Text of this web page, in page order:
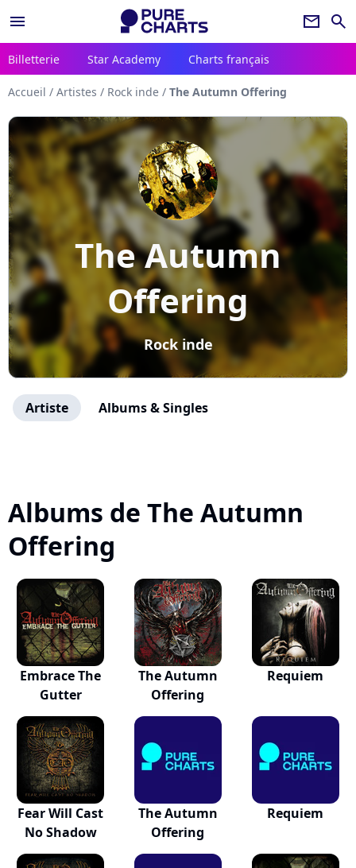
menu newsletter search
Billetterie Star Academy Charts français
Accueil / Artistes / Rock inde / The Autumn Offering
The Autumn
Offering
Rock inde
Artiste Albums & Singles
Albums de The Autumn
Offering
Embrace The
Gutter
The Autumn
Offering
Requiem
Fear Will Cast
No Shadow
The Autumn
Offering
Requiem